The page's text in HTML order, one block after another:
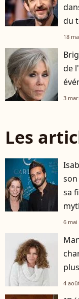
du
18
de
3
Les
sa
6 mai
4